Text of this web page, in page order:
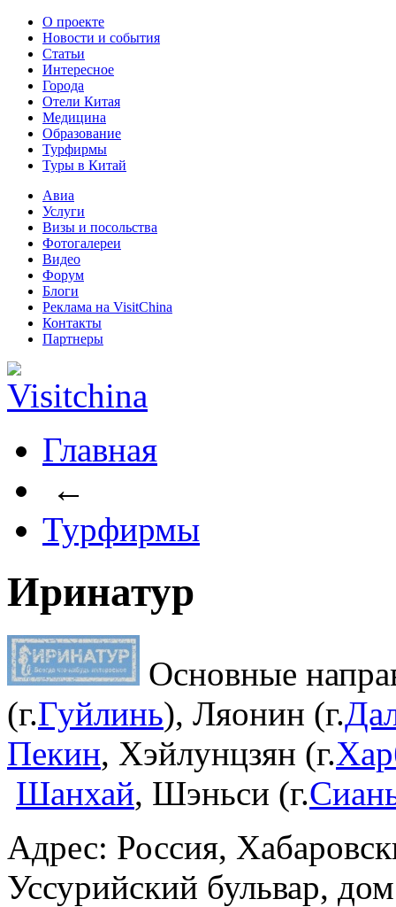
О проекте
Новости и события
Статьи
Интересное
Города
Отели Китая
Медицина
Образование
Турфирмы
Туры в Китай
Авиа
Услуги
Визы и посольства
Фотогалереи
Видео
Форум
Блоги
Реклама на VisitChina
Контакты
Партнеры
Главная
←
Турфирмы
Иринатур
Основные
(г.Гуйлинь), Ляонин (г.
Пекин, Хэйлунцзян (г.
Шанхай, Шэньси (г.
Адрес: Россия,
Уссурийский бульвар,